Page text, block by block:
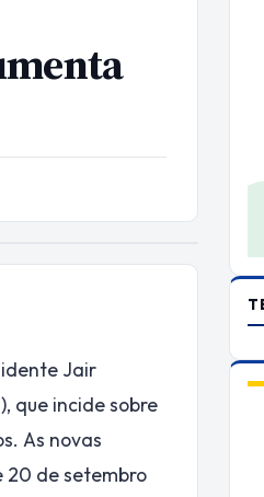
Jair
que incide sobre
As novas
20 de setembro